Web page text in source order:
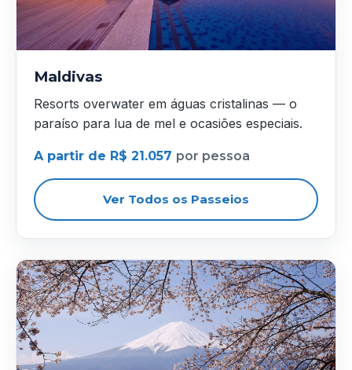
Maldivas
Resorts overwater em águas cristalinas — o
paraíso para lua de mel e ocasiões especiais.
A partir de R$ 21.057 por pessoa
Ver Todos os Passeios